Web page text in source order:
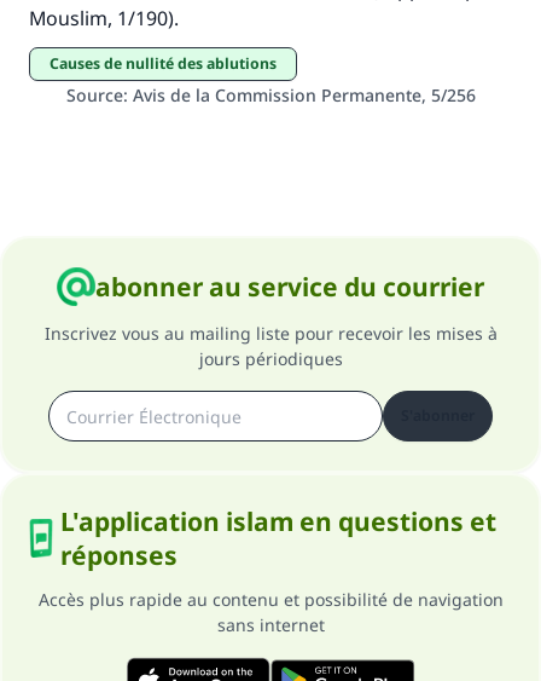
Mouslim, 1/190).
causes de nullité des ablutions
Source: Avis de la Commission Permanente, 5/256
abonner au service du courrier
Inscrivez vous au mailing liste pour recevoir les mises à
jours périodiques
L'application islam en questions et
réponses
Accès plus rapide au contenu et possibilité de navigation
sans internet
Le Messager d'Allah (Paix sur lui) a dit:
"Celui qui indique une bonne action obtient la
même récompense que celui qui le fait."